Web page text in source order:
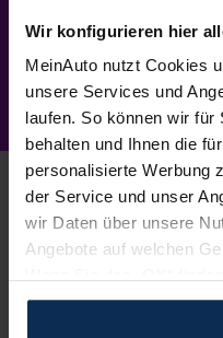
Wir konfigurieren hier
MeinAuto nutzt Cookies
unsere Services und
laufen. So können wir für
behalten und Ihnen die
personalisierte Werbung
der Service und unser
wir Daten über unsere
Angebote auf welchen
und erlauben uns
verwenden und diese
1.
Du wählst dein
Einfach,